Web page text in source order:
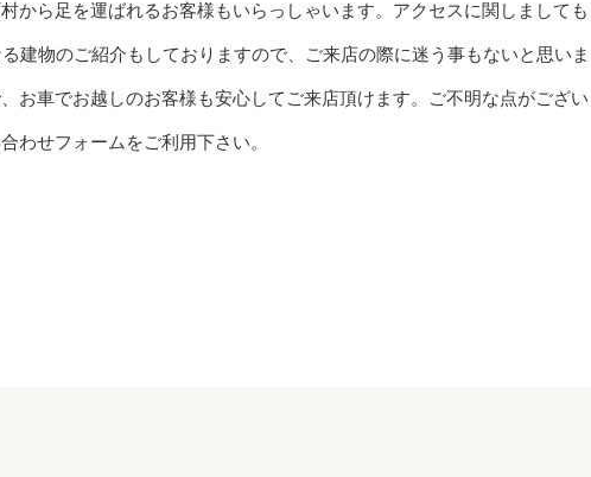
から足を運ばれるお客様もいらっしゃいます。アクセスに関しましても
建物のご紹介もしておりますので、ご来店の際に迷う事もないと思いま
お車でお越しのお客様も安心してご来店頂けます。ご不明な点がござい
わせフォームをご利用下さい。